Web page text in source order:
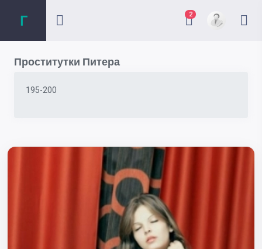
2
Проститутки Питера
195-200